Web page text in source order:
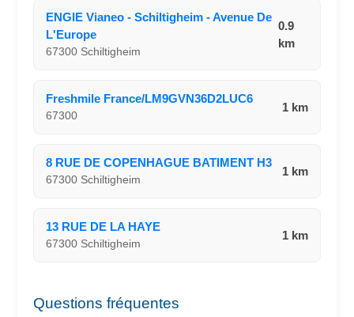
ENGIE Vianeo - Schiltigheim - Avenue De
L'Europe
67300 Schiltigheim
0.9
km
Freshmile France/LM9GVN36D2LUC6
67300
1 km
8 RUE DE COPENHAGUE BATIMENT H3
67300 Schiltigheim
1 km
13 RUE DE LA HAYE
67300 Schiltigheim
1 km
Questions fréquentes